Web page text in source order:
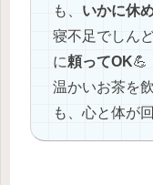
も、 いかに休
寝不足でしん
に頼ってOK💪
温かいお茶を
も、心と体が